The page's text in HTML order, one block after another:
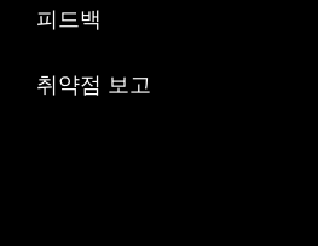
피드백
취약점 보고